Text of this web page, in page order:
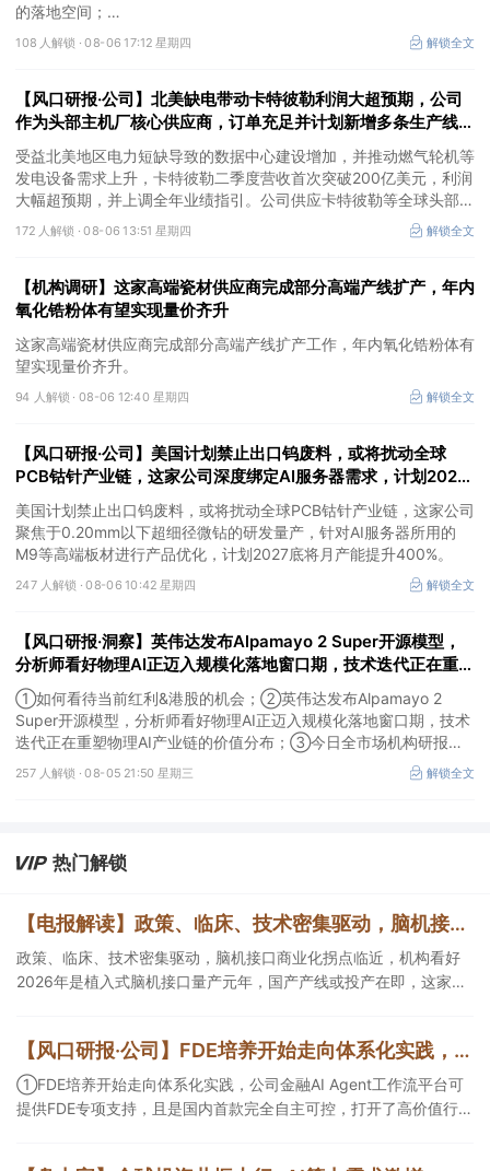
的落地空间；
②这家公司兼具成长强确定性、低估值、高股息属性，受益于国内
外贸易额高速增长，且还有AI应用加速渗透+跨境支付等成长极。
108 人解锁 ·08-06 17:12 星期四 解锁全文
【风口研报·公司】北美缺电带动卡特彼勒利润大超预期，公司
作为头部主机厂核心供应商，订单充足并计划新增多条生产线，
有望抢抓算力备电新机
受益北美地区电力短缺导致的数据中心建设增加，并推动燃气轮机等
发电设备需求上升，卡特彼勒二季度营收首次突破200亿美元，利润
大幅超预期，并上调全年业绩指引。公司供应卡特彼勒等全球头部发
动机主机厂，产品订单充足，并计划2026年新增多条生产线，同时
海外泰国工厂建设顺利推进，有望抢抓算力备电新机，打开成长空
172 人解锁 ·08-06 13:51 星期四 解锁全文
【机构调研】这家高端瓷材供应商完成部分高端产线扩产，年内
氧化锆粉体有望实现量价齐升
这家高端瓷材供应商完成部分高端产线扩产工作，年内氧化锆粉体有
望实现量价齐升。
94 人解锁 · 08-06 12:40 星期四 解锁全文
【风口研报·公司】美国计划禁止出口钨废料，或将扰动全球
PCB钴针产业链，这家公司深度绑定AI服务器需求，计划2027
底将月产能提升400%
美国计划禁止出口钨废料，或将扰动全球PCB钴针产业链，这家公司
聚焦于0.20mm以下超细径微钻的研发量产，针对AI服务器所用的
M9等高端板材进行产品优化，计划2027底将月产能提升400%。
247 人解锁 ·08-06 10:42 星期四 解锁全文
【风口研报·洞察】英伟达发布Alpamayo 2 Super开源模型，
分析师看好物理AI正迈入规模化落地窗口期，技术迭代正在重塑
物理AI产业链的价值分布；如何看待当前红利&港股的机会
①如何看待当前红利&港股的机会；②英伟达发布Alpamayo 2
Super开源模型，分析师看好物理AI正迈入规模化落地窗口期，技术
迭代正在重塑物理AI产业链的价值分布；③今日全市场机构研报共
发布120篇，朗姿股份有望迎来拐点，11家公司获得首度覆盖，其中
天风证券、江航装备获新财富分析师深度覆盖；④在个股机构关注
257 人解锁 ·08-05 21:50 星期三 解锁全文
热门解锁
【电报解读】政策、临床、技术密集驱动，脑机接口商业化拐点临近，机构看好2026年是植入式脑机接口量产元年，国产产线或投产在即，这家公司对多模态人机交互系统集成关键技术进行了研发
政策、临床、技术密集驱动，脑机接口商业化拐点临近，机构看好
2026年是植入式脑机接口量产元年，国产产线或投产在即，这家公
【风口研报·公司】FDE培养开始走向体系化实践，公司金融AIAgent工作流平台可提供FDE专项支持，且是国内首款完全自主可控，打开了高价值行业的落地空间；另有公司兼具成长强确定性、低估值、高股息属性
①FDE培养开始走向体系化实践，公司金融AI Agent工作流平台可
提供FDE专项支持，且是国内首款完全自主可控，打开了高价值行业